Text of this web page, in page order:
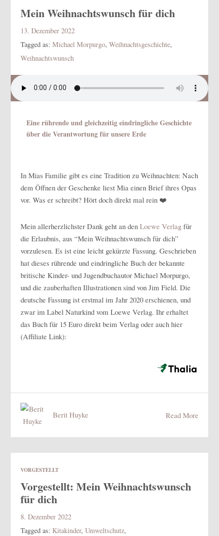
Mein Weihnachtswunsch für dich
13. Dezember 2022
Tagged as:Michael Morpurgo,Weihnachtsgeschichte,
Weihnachtswunsch
Eine rührende und gleichzeitig eindringliche Geschichte
über die Verantwortung für unsere Erde
In Mias Familie gibt es eine Tradition zu Weihnachten: Nach
dem Öffnen der Geschenke liest Mia einen Brief ihres Opas
vor. Was er schreibt? Hört doch direkt mal rein ❤️
Mein allerherzlichster Dank geht an denLoewe Verlag für
die Erlaubnis, aus “Mein Weihnachtswunsch für dich”
vorzulesen. Es ist eine leicht gekürzte Fassung. Geschrieben
hat dieses rührende und eindringliche Buch der bekannte
britische Kinder- und Jugendbuchautor Michael Morpurgo,
und die zauberhaften Illustrationen sind von Jim Field. Die
deutsche Fassung ist erstmal im Jahr 2020 erschienen, und
zwar im Label Naturkind vom Loewe Verlag. Ihr erhaltet
das Buch für 15 Euro direkt beim Verlag oder auch hier
(Affiliate Link):
Read More
Berit Huyke
VORGESTELLT
Vorgestellt: Mein Weihnachtswunsch
für dich
8. Dezember 2022
Tagged as: Kitakinder,Umweltschutz,